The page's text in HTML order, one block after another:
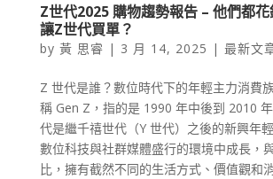
Z世代2025 購物趨勢報告 – 他們都
讓Z世代買單？
by 黃 思睿 | 3 月 14, 2025 | 最新文
Z 世代是誰？數位時代下的年輕主力消費
稱 Gen Z，指的是 1990 年中後到 2010
代是繼千禧世代（Y 世代）之後的新興年
數位科技與社群媒體盛行的環境中成長，
比，擁有截然不同的生活方式、價值觀和